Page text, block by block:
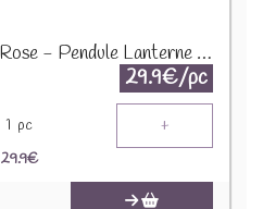
Agate Noire & Quartz Rose - Pendule Lanterne de Vie SpecMP-64
29.9€/pc
1 pc +
29.9€